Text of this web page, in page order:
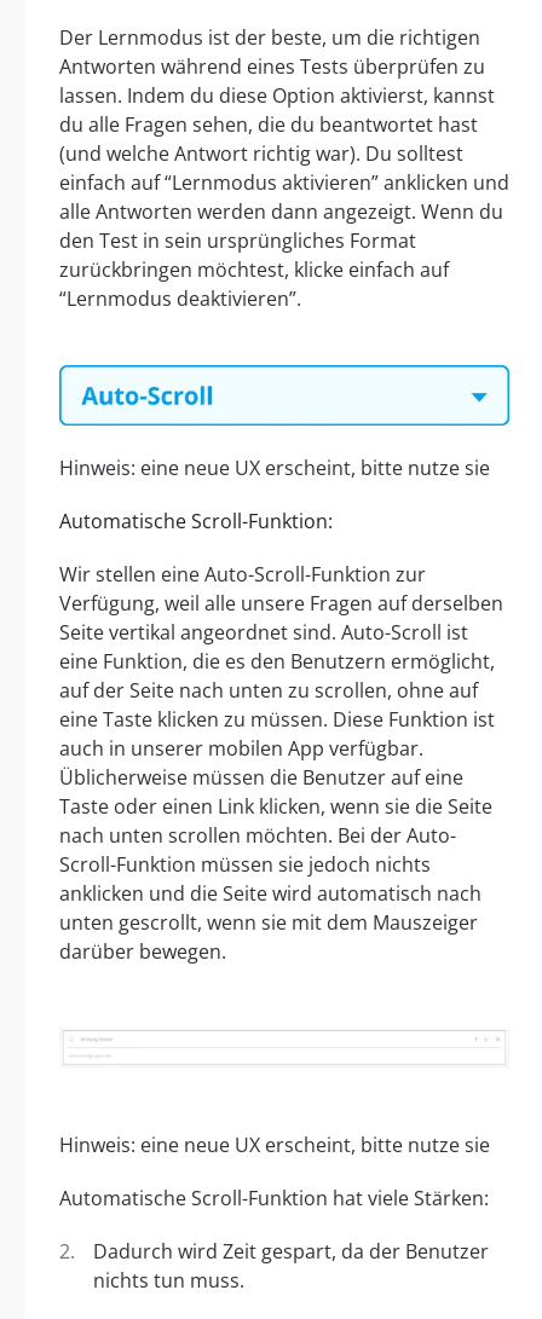
Der Lernmodus ist der beste, um die richtigen
Antworten während eines Tests überprüfen zu
lassen. Indem du diese Option aktivierst, kannst
du alle Fragen sehen, die du beantwortet hast
(und welche Antwort richtig war). Du solltest
einfach auf “Lernmodus aktivieren” anklicken und
alle Antworten werden dann angezeigt. Wenn du
den Test in sein ursprüngliches Format
zurückbringen möchtest, klicke einfach auf
“Lernmodus deaktivieren”.
Hinweis: eine neue UX erscheint, bitte nutze sie
Automatische Scroll-Funktion:
Wir stellen eine Auto-Scroll-Funktion zur
Verfügung, weil alle unsere Fragen auf derselben
Seite vertikal angeordnet sind. Auto-Scroll ist
eine Funktion, die es den Benutzern ermöglicht,
auf der Seite nach unten zu scrollen, ohne auf
eine Taste klicken zu müssen. Diese Funktion ist
auch in unserer mobilen App verfügbar.
Üblicherweise müssen die Benutzer auf eine
Taste oder einen Link klicken, wenn sie die Seite
nach unten scrollen möchten. Bei der Auto-
Scroll-Funktion müssen sie jedoch nichts
anklicken und die Seite wird automatisch nach
unten gescrollt, wenn sie mit dem Mauszeiger
darüber bewegen.
Hinweis: eine neue UX erscheint, bitte nutze sie
Automatische Scroll-Funktion hat viele Stärken:
Dadurch wird Zeit gespart, da der Benutzer
nichts tun muss.